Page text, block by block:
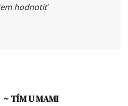
hodnotiť
~ TÍM U MAMI